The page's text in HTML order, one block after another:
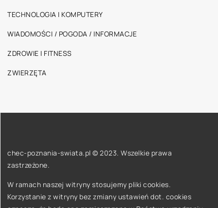
TECHNOLOGIA I KOMPUTERY
WIADOMOŚCI / POGODA / INFORMACJE
ZDROWIE I FITNESS
ZWIERZĘTA
chec-poznania-swiata.pl © 2023. Wszelkie prawa
zastrzeżone.
W ramach naszej witryny stosujemy pliki cookies.
Korzystanie z witryny bez zmiany ustawień dot. cookies